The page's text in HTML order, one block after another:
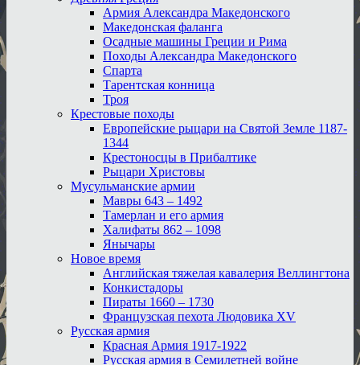
Армия Александра Македонского
Македонская фаланга
Осадные машины Греции и Рима
Походы Александра Македонского
Спарта
Тарентская конница
Троя
Крестовые походы
Европейские рыцари на Святой Земле 1187-
1344
Крестоносцы в Прибалтике
Рыцари Христовы
Мусульманские армии
Мавры 643 – 1492
Тамерлан и его армия
Халифаты 862 – 1098
Янычары
Новое время
Английская тяжелая кавалерия Веллингтона
Конкистадоры
Пираты 1660 – 1730
Французская пехота Людовика XV
Русская армия
Красная Армия 1917-1922
Русская армия в Семилетней войне